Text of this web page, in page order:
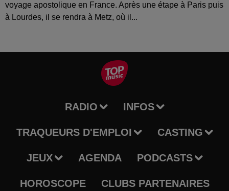
voyage apostolique en France. Après une étape à Paris puis
à Lourdes, il se rendra à Metz, où il...
RADIO INFOS
TRAQUEURS D'EMPLOI CASTING
JEUX AGENDA PODCASTS
HOROSCOPE CLUBS PARTENAIRES